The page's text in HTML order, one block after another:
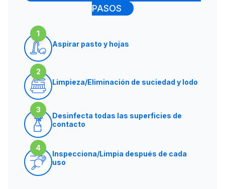
PASOS
1
Aspirar pasto y hojas
2
Limpieza/Eliminación de suciedad y lodo
3
Desinfecta todas las superficies de
contacto
4
Inspecciona/Limpia después de cada
uso